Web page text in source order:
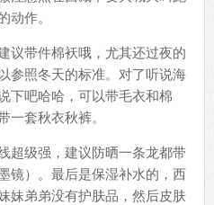
动作。
议带件棉袄哦，尤其还过夜的
参照冬天的标准。对了听说海
下吧哈哈，可以带毛衣和棉
一套秋衣秋裤。
超级强，建议防晒一条龙都带
镜）。最后是保湿补水的，西
妹弟弟没有护肤品，然后皮肤